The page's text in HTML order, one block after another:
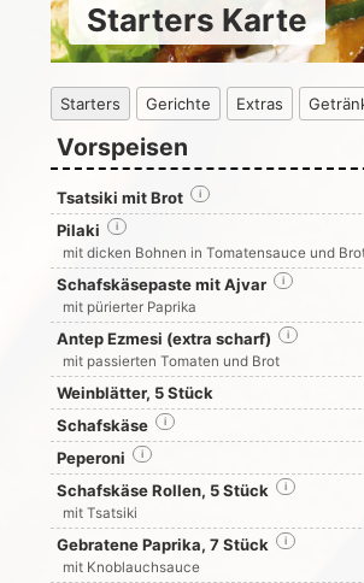
Starters Karte
Starters Gerichte Extras
Vorspeisen
Tsatsiki mit Brot i
Pilaki i
mit dicken Bohnen in Tomatensauce und
Schafskäsepaste mit Ajvar i
mit pürierter Paprika
Antep Ezmesi (extra scharf) i
mit passierten Tomaten und Brot
Weinblätter, 5 Stück
Schafskäse
i
Peperoni i
Schafskäse Rollen, 5 Stück i
mit Tsatsiki
Gebratene Paprika, 7 Stück i
mit Knoblauchsauce